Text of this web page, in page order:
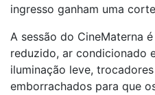
ingresso ganham uma
A sessão do CineMaterna
reduzido, ar condicionado
iluminação leve,
emborrachados para que